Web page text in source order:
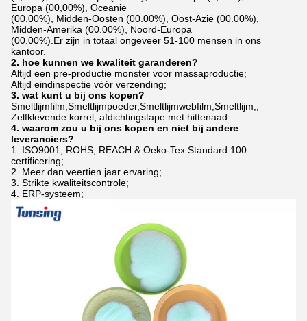
Europa (00,00%), Oceanië
(00.00%), Midden-Oosten (00.00%), Oost-Azië (00.00%),
Midden-Amerika (00.00%), Noord-Europa
(00.00%).Er zijn in totaal ongeveer 51-100 mensen in ons
kantoor.
2. hoe kunnen we kwaliteit garanderen?
Altijd een pre-productie monster voor massaproductie;
Altijd eindinspectie vóór verzending;
3. wat kunt u bij ons kopen?
Smeltlijmfilm,Smeltlijmpoeder,Smeltlijmwebfilm,Smeltlijm,,
Zelfklevende korrel, afdichtingstape met hittenaad.
4. waarom zou u bij ons kopen en niet bij andere
leveranciers?
1. ISO9001, ROHS, REACH & Oeko-Tex Standard 100
certificering;
2. Meer dan veertien jaar ervaring;
3. Strikte kwaliteitscontrole;
4. ERP-systeem;